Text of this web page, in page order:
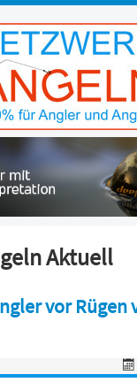
Aktuell
vor Rügen